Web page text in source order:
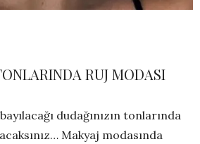
RUJ MODASI
dudağınızın tonlarında
Makyaj modasında